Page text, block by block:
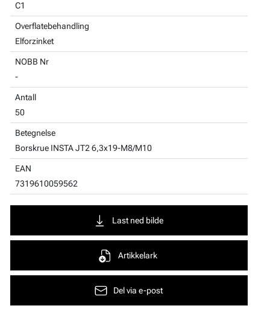
C1
Overflatebehandling
Elforzinket
NOBB Nr
-
Antall
50
Betegnelse
Borskrue INSTA JT2 6,3x19-M8/M10
EAN
7319610059562
Last ned bilde
Artikkelark
Del via e-post